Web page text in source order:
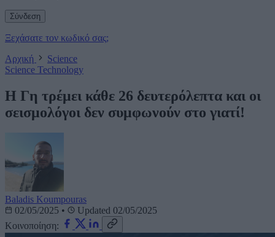
Ξεχάσατε τον κωδικό σας;
Αρχική
Science
Science Technology
H Γη τρέμει κάθε 26 δευτερόλεπτα και οι
σεισμολόγοι δεν συμφωνούν στο γιατί!
Baladis Koumpouras
02/05/2025 •
Updated 02/05/2025
Κοινοποίηση: